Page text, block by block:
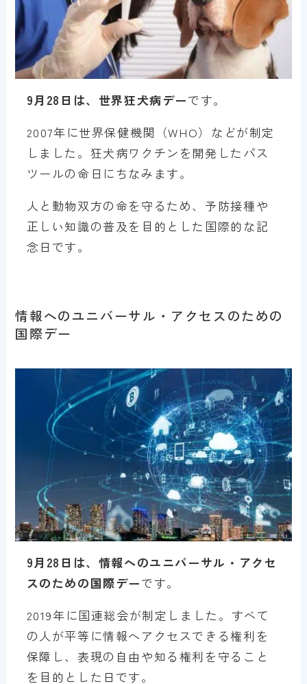
9月28日は、世界狂犬病デーです。
2007年に世界保健機関（WHO）などが制定
しました。狂犬病ワクチンを開発したパス
ツールの命日にちなみます。
人と動物双方の命を守るため、予防接種や
正しい知識の普及を目的とした国際的な記
念日です。
情報へのユニバーサル・アクセスのための
国際デー
9月28日は、情報へのユニバーサル・アクセ
スのための国際デーです。
2019年に国連総会が制定しました。すべて
の人が平等に情報へアクセスできる権利を
保障し、表現の自由や知る権利を守ること
を目的とした日です。